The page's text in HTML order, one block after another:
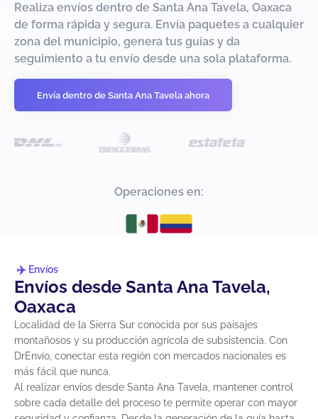
Realiza envíos dentro de Santa Ana Tavela, Oaxaca
de forma rápida y segura. Envía paquetes a cualquier
zona del municipio, genera tus guías y da
seguimiento a tu envío desde una sola plataforma.
Envía dentro de Santa Ana Tavela ahora
Operaciones en:
Envíos
Envíos desde Santa Ana Tavela,
Oaxaca
Localidad de la Sierra Sur conocida por sus paisajes
montañosos y su producción agrícola de subsistencia. Con
DrEnvío, conectar esta región con mercados nacionales es
más fácil que nunca.
Al realizar envíos desde Santa Ana Tavela, mantener control
sobre cada detalle del proceso te permite operar con mayor